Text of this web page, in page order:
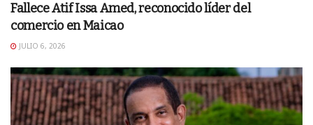
Fallece Atif Issa Amed, reconocido líder del
comercio en Maicao
JULIO 6, 2026